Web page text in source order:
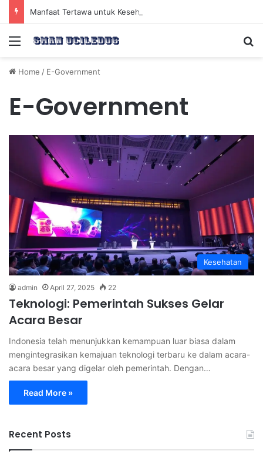
Menu
Home / E-Government
E-Government
Kesehatan
admin April 27, 2025 22
Teknologi: Pemerintah Sukses Gelar
Acara Besar
Indonesia telah menunjukkan kemampuan luar biasa dalam
mengintegrasikan kemajuan teknologi terbaru ke dalam acara-
acara besar yang digelar oleh pemerintah. Dengan…
Read More »
Recent Posts